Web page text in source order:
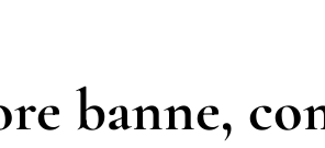
banne,